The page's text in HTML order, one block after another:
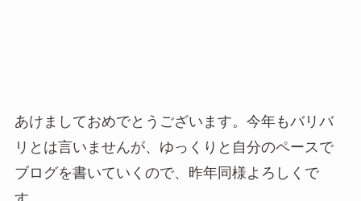
あけましておめでとうございます。今年もバリバ
リとは言いませんが、ゆっくりと自分のペースで
ブログを書いていくので、昨年同様よろしくで